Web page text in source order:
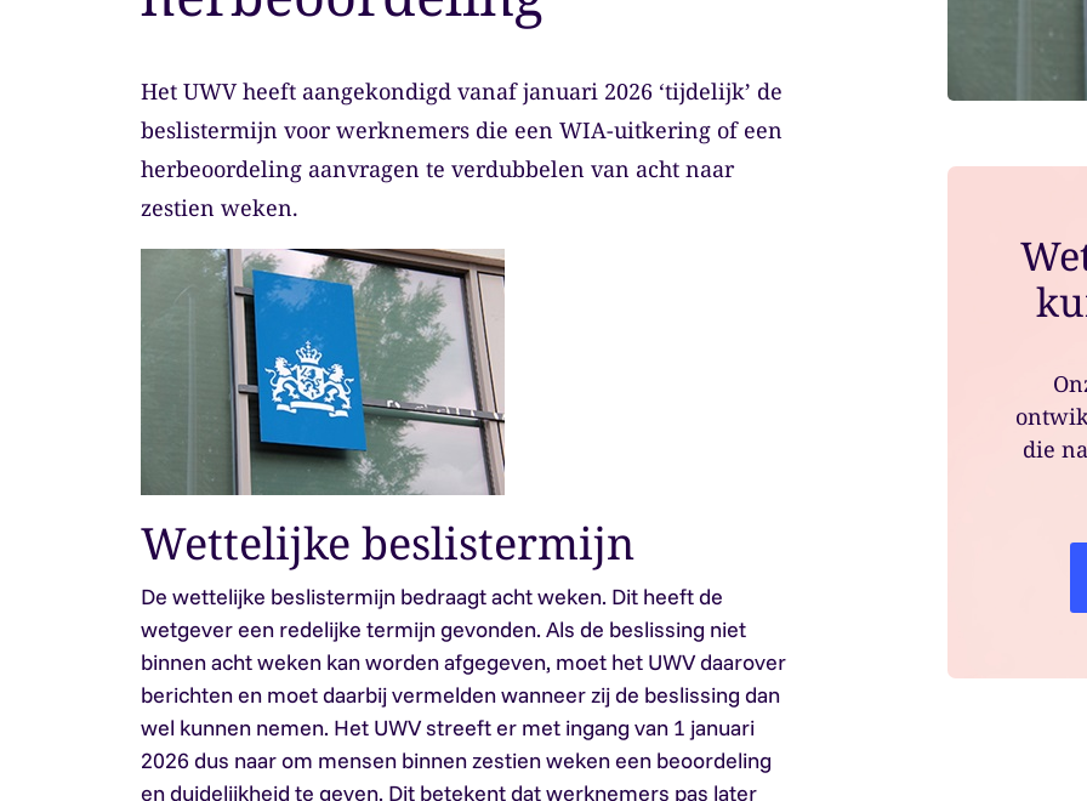
Het UWV heeft aangekondigd vanaf januari 2026 ‘tijdelijk’ de
beslistermijn voor werknemers die een WIA-uitkering of een
herbeoordeling aanvragen te verdubbelen van acht naar
zestien weken.
Wettelijke beslistermijn
De wettelijke beslistermijn bedraagt acht weken. Dit heeft de
wetgever een redelijke termijn gevonden. Als de beslissing niet
binnen acht weken kan worden afgegeven, moet het UWV daarover
berichten en moet daarbij vermelden wanneer zij de beslissing dan
wel kunnen nemen. Het UWV streeft er met ingang van 1 januari
2026 dus naar om mensen binnen zestien weken een beoordeling
en duidelijkheid te geven. Dit betekent dat werknemers pas later
die